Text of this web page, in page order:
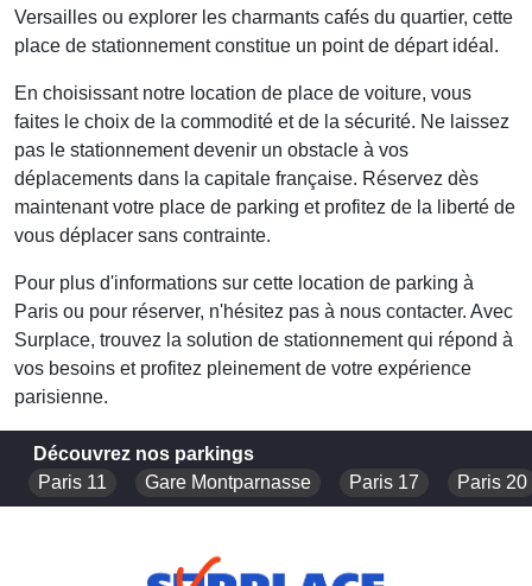
Versailles ou explorer les charmants cafés du quartier, cette
place de stationnement constitue un point de départ idéal.
En choisissant notre location de place de voiture, vous
faites le choix de la commodité et de la sécurité. Ne laissez
pas le stationnement devenir un obstacle à vos
déplacements dans la capitale française. Réservez dès
maintenant votre place de parking et profitez de la liberté de
vous déplacer sans contrainte.
Pour plus d'informations sur cette location de parking à
Paris ou pour réserver, n'hésitez pas à nous contacter. Avec
Surplace, trouvez la solution de stationnement qui répond à
vos besoins et profitez pleinement de votre expérience
parisienne.
Découvrez nos parkings
Paris 11
Gare Montparnasse Paris 17 Paris 20